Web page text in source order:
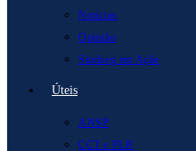
Notícias
Opinião
Sindseg em Ação
Úteis
ANSP
CCT e PLR